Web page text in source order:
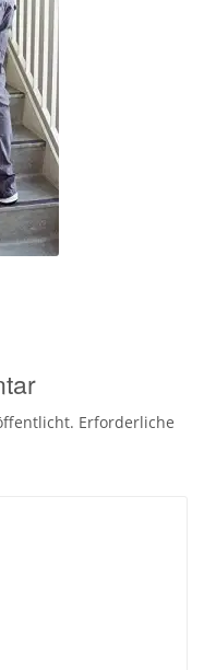
Erforderliche